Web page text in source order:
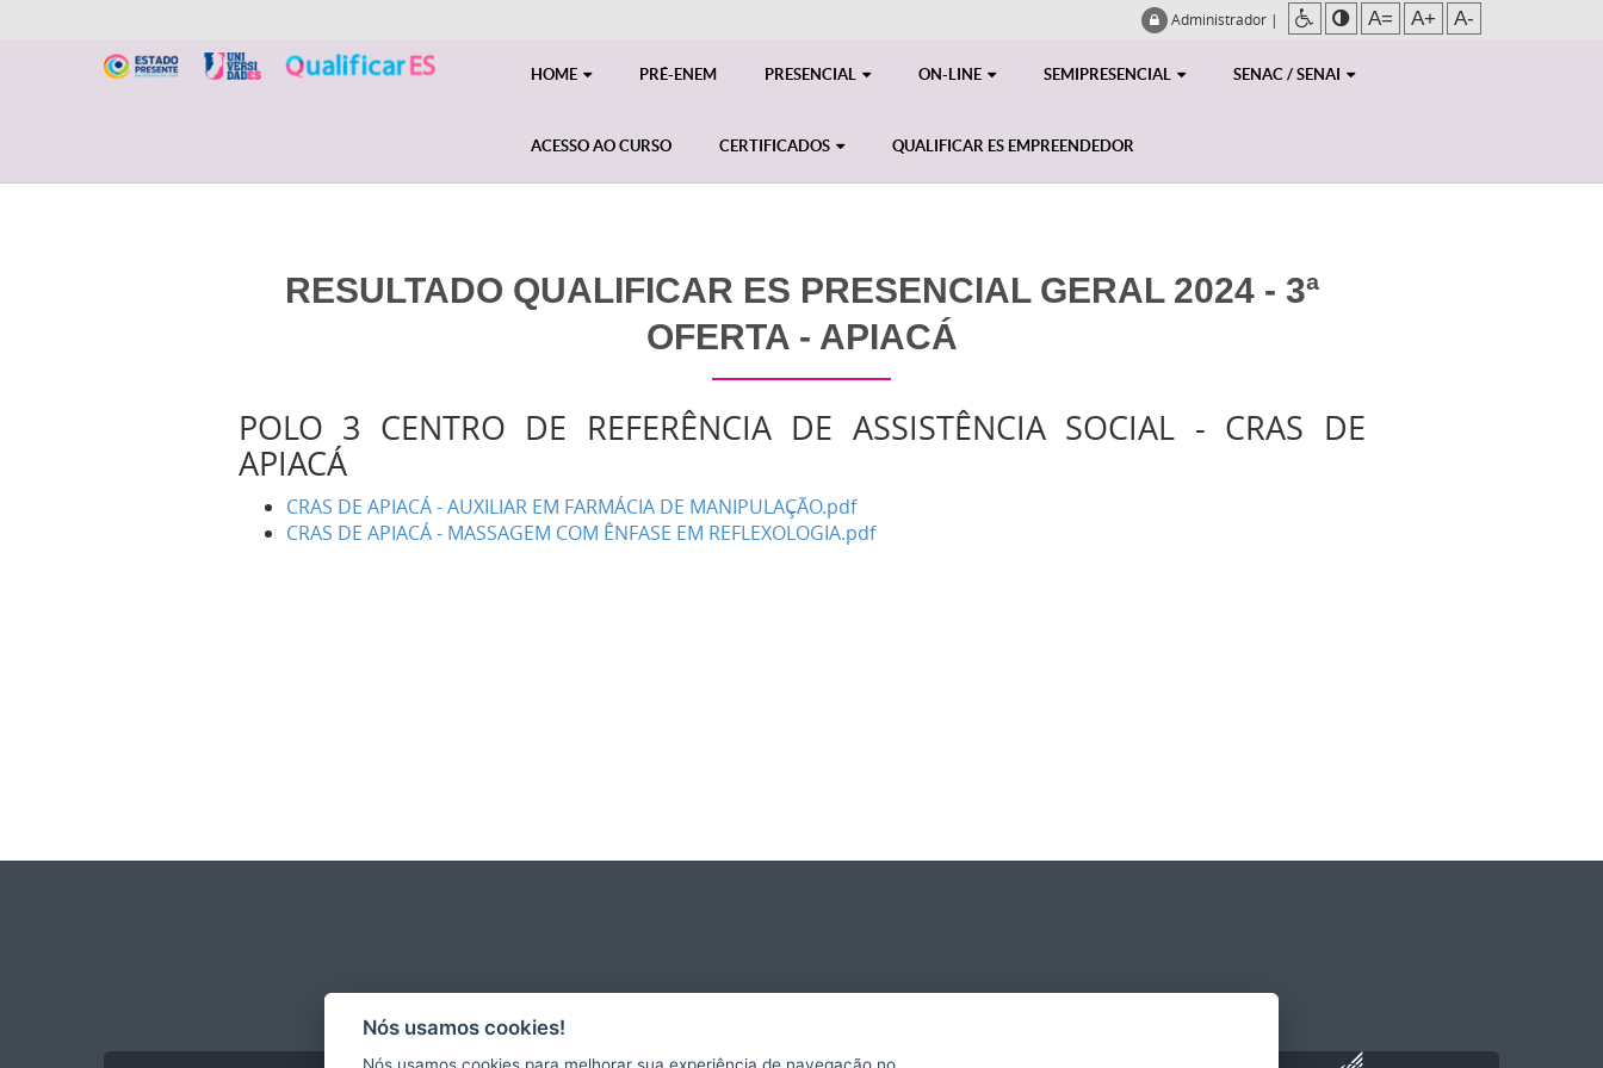
Administrador | A= A+ A-
HOME PRÉ-ENEM PRESENCIAL ON-LINE SEMIPRESENCIAL SENAC / SENAI
ACESSO AO CURSO CERTIFICADOS QUALIFICAR ES EMPREENDEDOR
RESULTADO QUALIFICAR ES PRESENCIAL GERAL 2024 - 3ª
OFERTA - APIACÁ
POLO 3 CENTRO DE REFERÊNCIA DE ASSISTÊNCIA SOCIAL - CRAS DE
APIACÁ
CRAS DE APIACÁ - AUXILIAR EM FARMÁCIA DE MANIPULAÇÃO.pdf
CRAS DE APIACÁ - MASSAGEM COM ÊNFASE EM REFLEXOLOGIA.pdf
Nós usamos cookies!